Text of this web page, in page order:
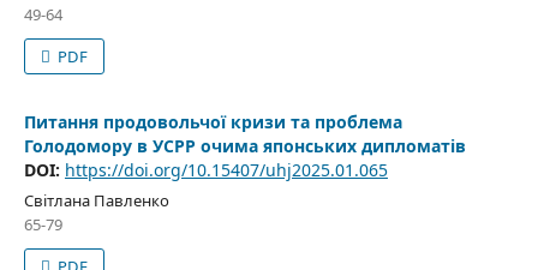
49-64
PDF
Питання продовольчої кризи та проблема
Голодомору в УСРР очима японських дипломатів
DOI: https://doi.org/10.15407/uhj2025.01.065
Світлана Павленко
65-79